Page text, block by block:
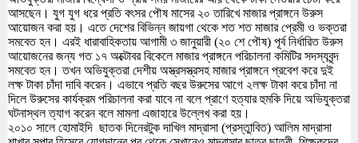
আসছেন। যুগ যুগ ধরে প্রতি বৎসর পৌষ মাসের ২০ তারিখে মাজার প্রাঙ্গনে উরুস
আয়োজন করা হয়। এতে দেশের বিভিন্ন জায়গা থেকে শত শত মাজার প্রেমী ও ভক্তরা
সমবেত হন। এরই ধারাবাহিকতায় আগামী ৩ জানুয়ারী (২০ শে পৌষ) পূর্ব নির্ধারিত উরুস
আয়োজনের জন্য গত ১৭ অক্টোবর বিকেলে মাজার প্রাঙ্গনে পরিচালনা কমিটির সদস্যবৃন্দ
সমবেত হন। তখন অভিযুক্তরা দেশীয় অস্ত্রসস্ত্রসহ মাজার প্রাঙ্গনে প্রবেশ করে দুই
লক্ষ টাকা চাঁদা দাবি করেন। এভাবে প্রতি বছর উরুসের আগে ২লক্ষ টাকা করে চাঁদা না
দিলে উরুসের কার্যক্রম পরিচালনা করা যাবে না বলে প্রাণে হত্যার হুমকি দিয়ে অভিযুক্তরা
ঘটনাস্থল ত্যাগ করেন বলে মামলা এজাহারে উল্লেখ করা হয়।
২০১০ সালে হোমাইদি ছাতক দিনেরটুক দাখিল মাদ্রাসা (প্রস্তুাবিত) আলিম মাদ্রাসা